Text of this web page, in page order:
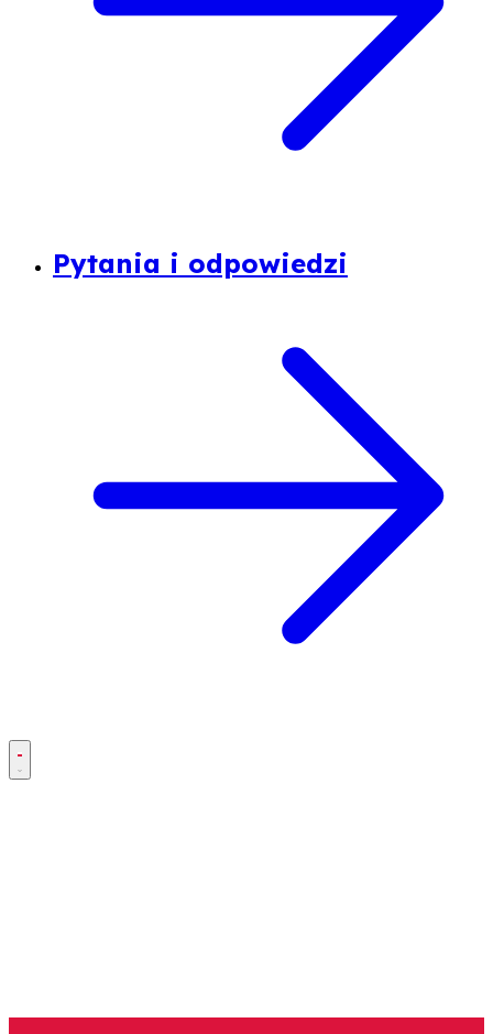
Pytania i odpowiedzi